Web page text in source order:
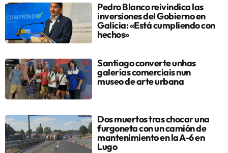
Pedro Blanco reivindica las
inversiones del Gobierno en
Galicia: «Está cumpliendo con
hechos»
Santiago converte unhas
galerías comerciais nun
museo de arte urbana
Dos muertos tras chocar una
furgoneta con un camión de
mantenimiento en la A-6 en
Lugo